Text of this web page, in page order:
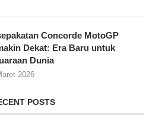
Concorde MotoGP
Dekat: Era Baru untuk
Dunia
2026
POSTS